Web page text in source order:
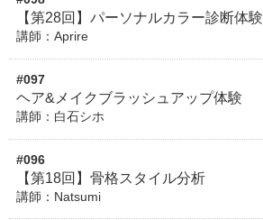
【第28回】パーソナルカラー診断体験
講師：Aprire
#097
ヘア&メイクブラッシュアップ体験
講師：白石シホ
#096
【第18回】骨格スタイル分析
講師：Natsumi